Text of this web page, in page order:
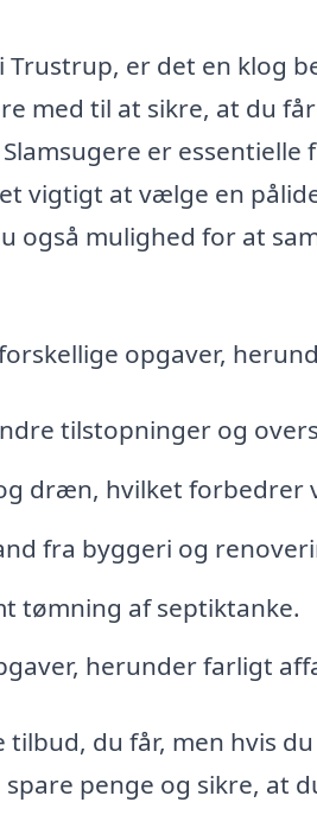
er det en klog
med til at sikre, at du
er
vigtigt at vælge en
også mulighed for at
opgaver,
tilstopninger og
dræn, hvilket forbedrer
fra byggeri og
tømning af septiktanke.
herunder farligt
du får, men hvis
penge og sikre, at